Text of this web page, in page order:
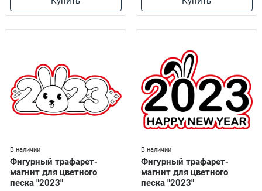
В наличии
Фигурный трафарет-
магнит для цветного
песка "2023"
В наличии
Фигурный трафарет-
магнит для цветного
песка "2023"